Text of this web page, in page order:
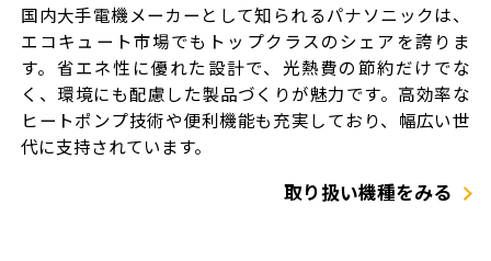
国内大手電機メーカーとして知られるパナソニックは、
エコキュート市場でもトップクラスのシェアを誇りま
す。省エネ性に優れた設計で、光熱費の節約だけでな
く、環境にも配慮した製品づくりが魅力です。高効率な
ヒートポンプ技術や便利機能も充実しており、幅広い世
代に支持されています。
取り扱い機種をみる